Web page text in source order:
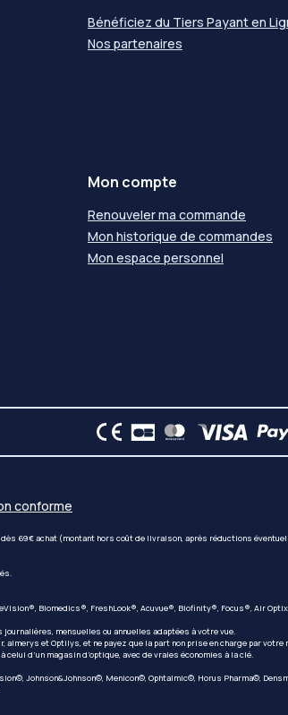
Bénéficiez du Tiers Payant en
Nos partenaires
Mon compte
Renouveler ma commande
Mon historique de commandes
Mon espace personnel
conforme
69€ achat (montant hors coût de livraison, après réductions
Biomedics®, FreshLook®, Acuvue®, Biofinity®, Focus®, Air
mensuelles ou annuelles adaptées à votre vue.
almerys et Optilys, et ne payez que la part non prise en charge par votre
d’un magasin d’optique, avec de vraies économies à la clé.
Johnson&Johnson©, Menicon©, Ophtalmic©, Horus Pharma©,